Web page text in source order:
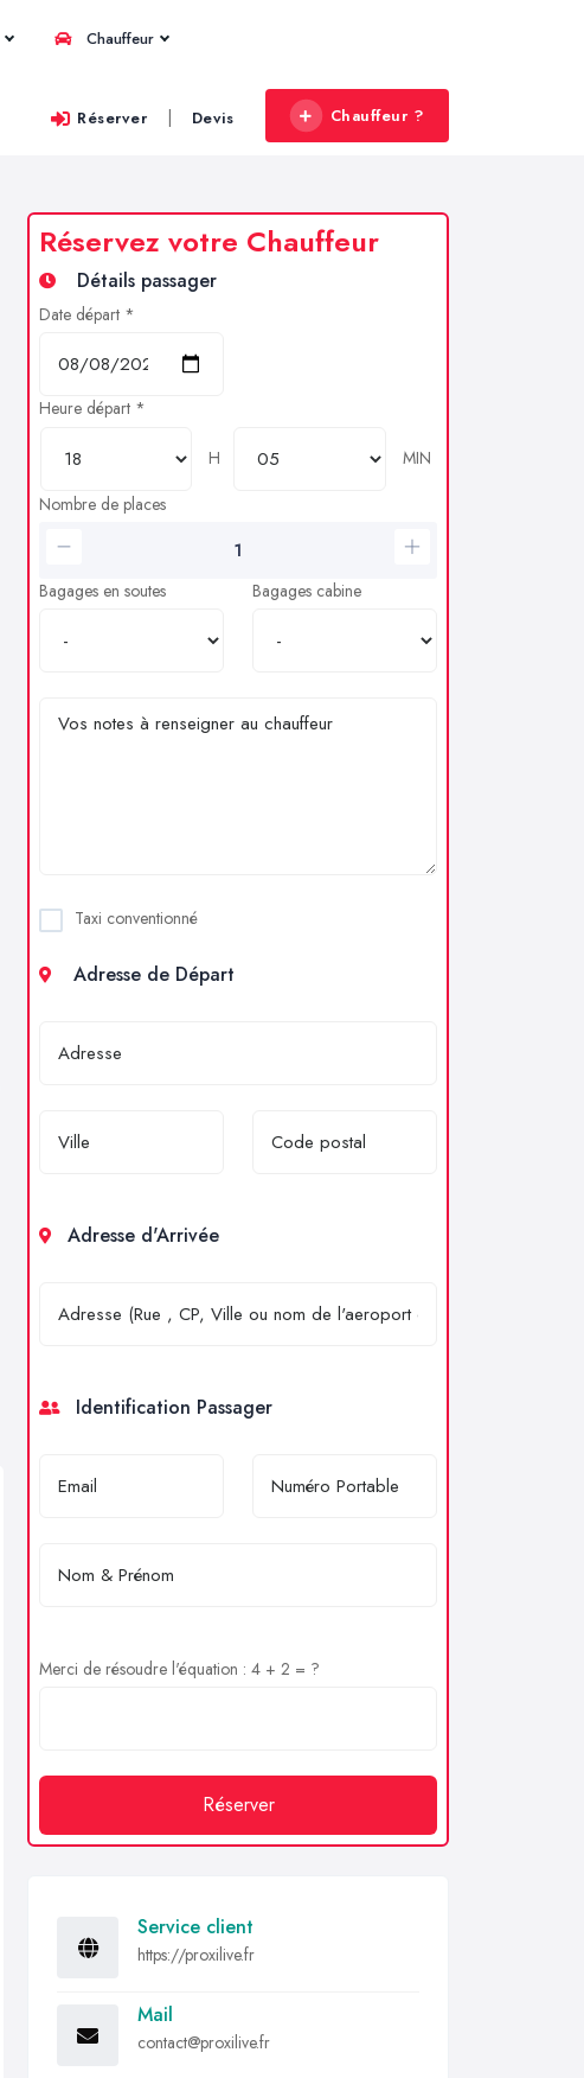
Chauffeur
Réserver | Devis Chauffeur ?
Réservez votre Chauffeur
Détails passager
Date départ *
Heure départ *
H
MIN
Nombre de places
Bagages en soutes Bagages cabine
Taxi conventionné
Adresse de Départ
Adresse d'Arrivée
Identification Passager
Merci de résoudre l'équation : 4 + 2 = ?
Réserver
Service client
https://proxilive.fr
Mail
contact@proxilive.fr